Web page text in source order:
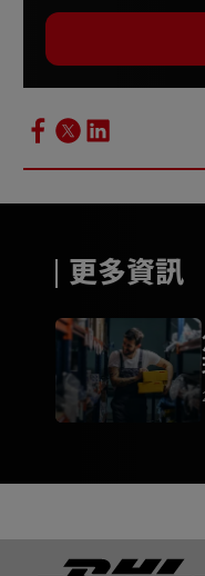
6 - “Importing pet
Service (AVS),
Accessed Feb 2026
更多資訊